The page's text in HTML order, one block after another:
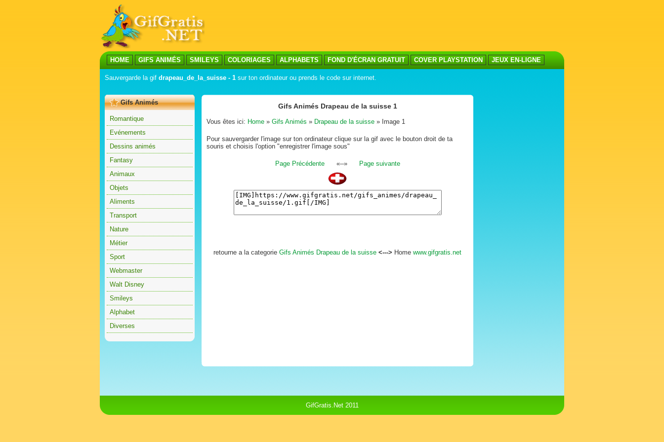
HOME GIFS ANIMÉS SMILEYS COLORIAGES ALPHABETS FOND D'ÉCRAN GRATUIT COVER PLAYSTATION JEUX EN-LIGNE
Sauvergarde la gif drapeau_de_la_suisse - 1 sur ton ordinateur ou prends le code sur internet.
Gifs Animés
Romantique
Evénements
Dessins animés
Fantasy
Animaux
Objets
Aliments
Transport
Nature
Métier
Sport
Webmaster
Walt Disney
Smileys
Alphabet
Diverses
Gifs Animés Drapeau de la suisse 1
Vous êtes ici: Home » Gifs Animés » Drapeau de la suisse » Image 1
Pour sauvergarder l'image sur ton ordinateur clique sur la gif avec le bouton droit de ta
souris et choisis l'option "enregistrer l'image sous"
Page Précédente«--» Page suivante
retourne a la categorie Gifs Animés Drapeau de la suisse <---> Home www.gifgratis.net
GifGratis.Net 2011